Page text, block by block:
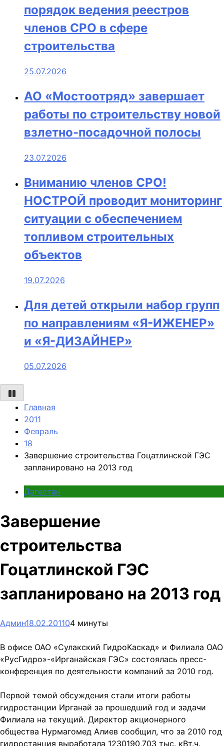
порядок ведения реестров
членов СРО в сфере
строительства
25.07.2026
АО «Мостоотряд» завершает
работы по строительству новой
взлетно-посадочной полосы
23.07.2026
Вниманию членов СРО!
НОСТРОЙ проводит мониторинг
ситуации с обеспечением
топливом строительных
объектов
19.07.2026
Для детей открыли набор групп
по направлениям «Я-ИЖЕНЕР»
и «Я-ДИЗАЙНЕР»
05.07.2026
Главная
2011
Февраль
18
Завершение строительства Гоцатлинской ГЭС
запланировано на 2013 год
Дагестан
Завершение
строительства
Гоцатлинской ГЭС
запланировано на 2013 год
Админ18.02.201104 минуты
В офисе ОАО «Сулакский ГидроКаскад» и Филиала ОАО
«РусГидро»-«Ирганайская ГЭС» состоялась пресс-
конференция по деятельности компаний за 2010 год.
Первой темой обсуждения стали итоги работы
гидростанции Ирганай за прошедший год и задачи
Филиала на текущий. Директор акционерного
общества Нурмагомед Алиев сообщил, что за 2010 год
гидростанция выработала 1230190,703 тыс. кВт.ч.